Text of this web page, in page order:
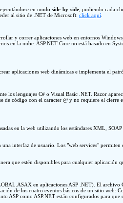
en modo side-by-side , pudiendo cada
al sitio de .NET de Microsoft: click aquí
y correr aplicaciones web en entornos
en la nube. ASP.NET Core no está basado en
aplicaciones web dinámicas e implementa el
los lenguajes C# o Visual Basic .NET. Razor
de código con el caracter @ y no requiere el
en la web utilizando los estándares XML,
interfaz de usuario. Los "web services"
que estén disponibles para cualquier aplicación
en aplicaciones ASP .NET). El
de los cuatro eventos básicos de un sitio web:
como ASP.NET están configurados para